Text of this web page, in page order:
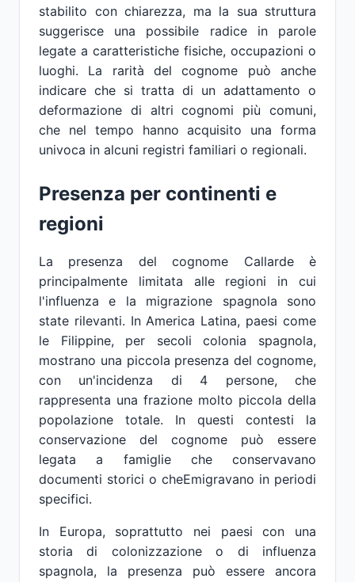
stabilito con chiarezza, ma la sua struttura
suggerisce una possibile radice in parole
legate a caratteristiche fisiche, occupazioni o
luoghi. La rarità del cognome può anche
indicare che si tratta di un adattamento o
deformazione di altri cognomi più comuni,
che nel tempo hanno acquisito una forma
univoca in alcuni registri familiari o regionali.
Presenza per continenti e
regioni
La presenza del cognome Callarde è
principalmente limitata alle regioni in cui
l'influenza e la migrazione spagnola sono
state rilevanti. In America Latina, paesi come
le Filippine, per secoli colonia spagnola,
mostrano una piccola presenza del cognome,
con un'incidenza di 4 persone, che
rappresenta una frazione molto piccola della
popolazione totale. In questi contesti la
conservazione del cognome può essere
legata a famiglie che conservavano
documenti storici o cheEmigravano in periodi
specifici.
In Europa, soprattutto nei paesi con una
storia di colonizzazione o di influenza
spagnola, la presenza può essere ancora